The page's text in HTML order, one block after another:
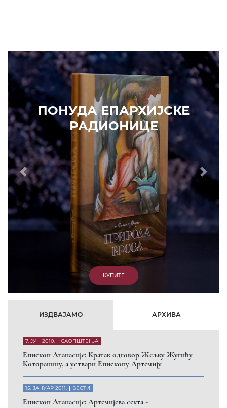
ПОНУДА ЕПАРХИЈСКЕ
РАДИОНИЦЕ
КУПИТЕ
Prethodni
ИЗДВАЈАМО АРХИВА
7. ЈУН 2010. САОПШТЕЊА
Eпископ Атанасије: Кратак одговор Жељку Жугићу –
Которанину, а уствари Епископу Артемију
15. ЈАНУАР 2011. ВЕСТИ
Eпископ Атанасије: Артемијева секта -
парасинагога=парацрква
7. ОКТОБАР 2012. ВЕСТИ
Eпископ Западноамерички Г. Максим у посети
Призрену
Eпархија Рашко-призренска осуђује физички напад на
Србина у Сувом Долу и апелује на КФОР и ЕУЛЕКС да
обезбеде сигурност за све грађане